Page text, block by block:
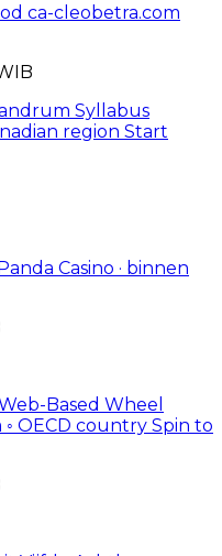
ca-cleobetra.com
Syllabus
region Start
Casino · binnen
Based Wheel
OECD country Spin to